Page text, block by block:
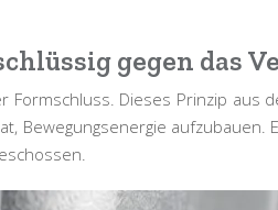
gegen das
Formschluss. Dieses Prinzip aus
Bewegungsenergie aufzubauen.